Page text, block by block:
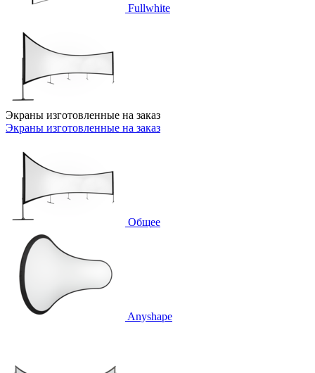
Fullwhite
Экраны изготовленные на заказ
Экраны изготовленные на заказ
Общее
Anyshape